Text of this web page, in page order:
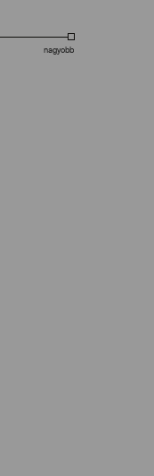
nagyobb